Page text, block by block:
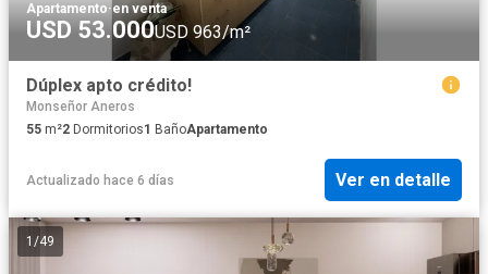
Apartamento·en venta
USD 53.000USD 963/m²
Dúplex apto crédito!
Monseñor Aneros
55 m²2 Dormitorios1 BañoApartamento
Actualizado hace 6 días Ver en detalle
1 /49